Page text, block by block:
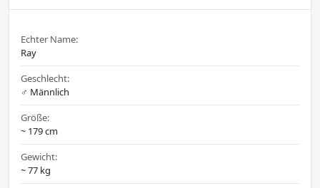
Echter Name:
Ray
Geschlecht:
♂️ Männlich
Größe:
~ 179 cm
Gewicht:
~ 77 kg